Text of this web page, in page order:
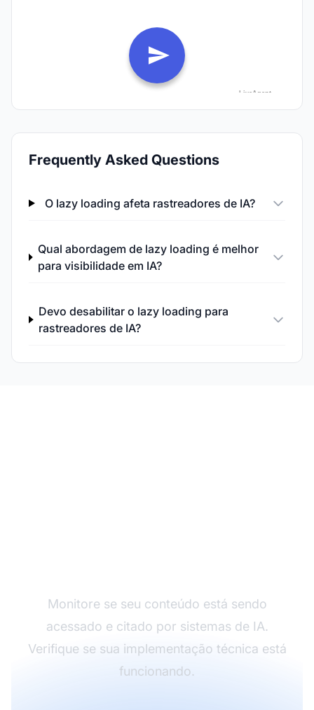
Frequently Asked Questions
O lazy loading afeta rastreadores de IA?
Qual abordagem de lazy loading é melhor
para visibilidade em IA?
Devo desabilitar o lazy loading para
rastreadores de IA?
Monitore se seu conteúdo está sendo
acessado e citado por sistemas de IA.
Verifique se sua implementação técnica está
funcionando.